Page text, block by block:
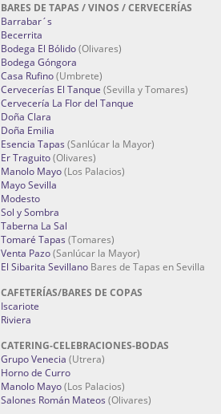
BARES DE TAPAS / VINOS / CERVECERÍAS
Barrabar´s
Becerrita
Bodega El Bólido(Olivares)
Bodega Góngora
Casa Rufino(Umbrete)
Cervecerías El Tanque (Sevilla y Tomares)
Cervecería La Flor del Tanque
Doña Clara
Doña Emilia
Esencia Tapas (Sanlúcar la Mayor)
Er Traguito(Olivares)
Manolo Mayo(Los Palacios)
Mayo Sevilla
Modesto
Sol y Sombra
Taberna La Sal
Tomaré Tapas (Tomares)
Venta Pazo(Sanlúcar la Mayor)
El Sibarita Sevillano Bares de Tapas en Sevilla
CAFETERÍAS/BARES DE COPAS
Iscariote
Riviera
CATERING-CELEBRACIONES-BODAS
Grupo Venecia (Utrera)
Horno de Curro
Manolo Mayo(Los Palacios)
Salones Román Mateos (Olivares)